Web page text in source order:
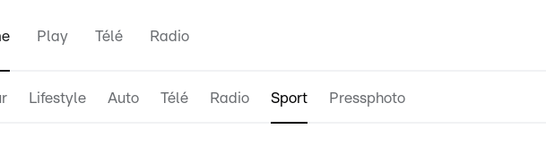
Play Télé Radio
Lifestyle Auto Télé Radio Sport Pressphoto